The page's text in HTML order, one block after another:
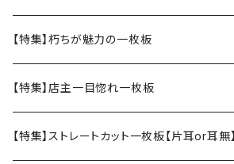
【特集】朽ちが魅力の一枚板
【特集】店主一目惚れ一枚板
【特集】ストレートカット一枚板【片耳or耳無】